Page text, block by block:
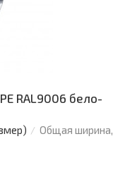
RAL9006 бело-
Общая ширина,